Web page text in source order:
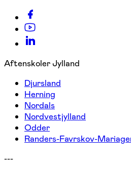
Aftenskoler Jylland
Djursland
Herning
Nordals
Nordvestjylland
Odder
Randers-Favrskov-
---